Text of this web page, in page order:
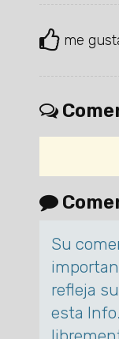
me
Su
refleja
esta